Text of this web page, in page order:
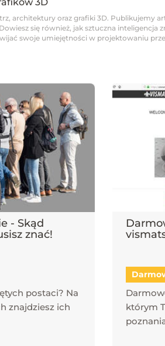
architektury oraz grafiki 3D. Publikujemy
się również, jak sztuczna inteligencja
swoje umiejętności w projektowaniu
- Skąd
znać!
postaci? Na
znajdziesz ich
którym